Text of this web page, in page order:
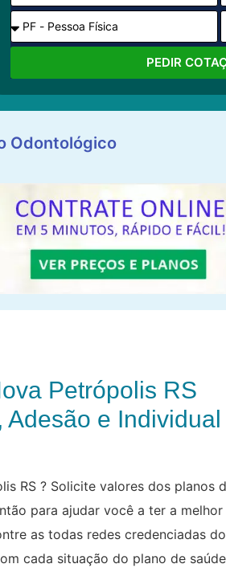
PEDIR
Odontológico
Petrópolis RS
Adesão e Individual
RS ? Solicite valores dos planos
para ajudar você a ter a
as todas redes credenciadas
cada situação do plano de